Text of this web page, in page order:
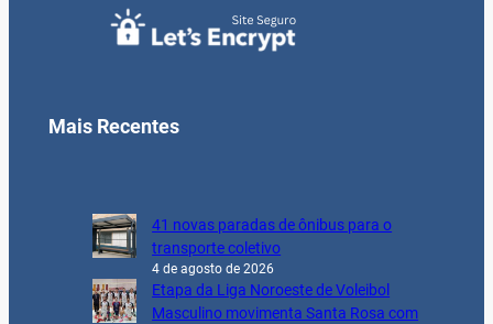
Mais Recentes
41 novas paradas de ônibus para o
transporte coletivo
4 de agosto de 2026
Etapa da Liga Noroeste de Voleibol
Masculino movimenta Santa Rosa com